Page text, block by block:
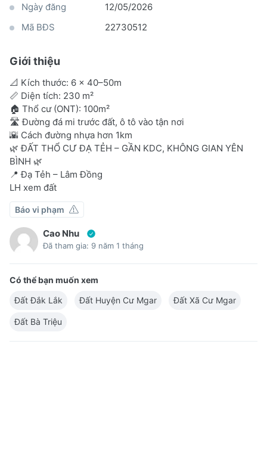
Ngày đăng
12/05/2026
Mã BĐS
22730512
Giới thiệu
📐 Kích thước: 6 × 40–50m
📏 Diện tích: 230 m²
🏠 Thổ cư (ONT): 100m²
🛣️ Đường đá mi trước đất, ô tô vào tận nơi
🌇 Cách đường nhựa hơn 1km
🌿 ĐẤT THỔ CƯ ĐẠ TẺH – GẦN KDC, KHÔNG GIAN YÊN
BÌNH 🌿
📍 Đạ Tẻh – Lâm Đồng
LH xem đất
Báo vi phạm
Cao Nhu
Đã tham gia: 9 năm 1 tháng
Có thể bạn muốn xem
Đất Đắk Lắk
Đất Huyện Cư Mgar Đất Xã Cư Mgar
Đất Bà Triệu